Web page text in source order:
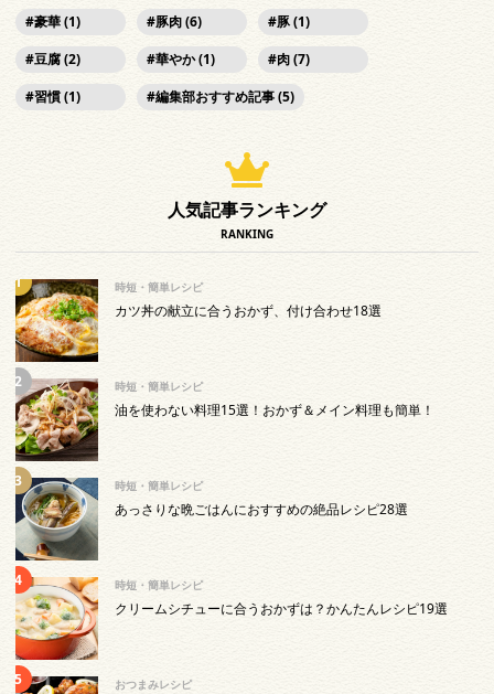
豪華 (1)
豚肉 (6)
豚 (1)
豆腐 (2)
華やか (1)
肉 (7)
習慣 (1)
編集部おすすめ記事 (5)
人気記事ランキング
RANKING
時短・簡単レシピ
カツ丼の献立に合うおかず、付け合わせ18選
時短・簡単レシピ
油を使わない料理15選！おかず＆メイン料理も簡単！
時短・簡単レシピ
あっさりな晩ごはんにおすすめの絶品レシピ28選
時短・簡単レシピ
クリームシチューに合うおかずは？かんたんレシピ19選
おつまみレシピ